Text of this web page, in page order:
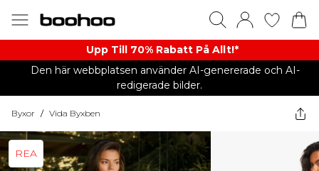
Upp Till 70% Rabatt På Allt!*
Den här webbplatsen använder AI-genererade och AI-
redigerade bilder.
Byxor / Vida Byxben
REA